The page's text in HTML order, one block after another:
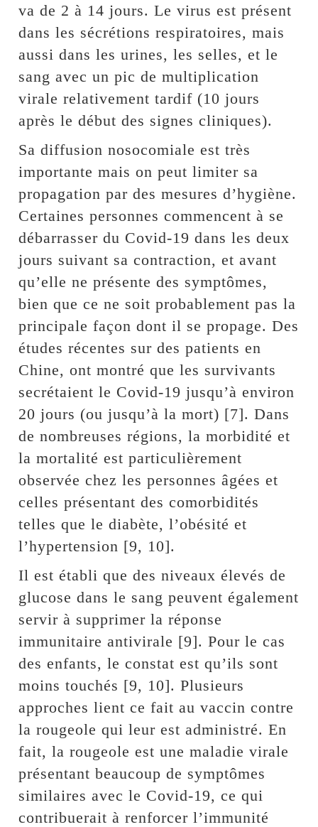
va de 2 à 14 jours. Le virus est présent
dans les sécrétions respiratoires, mais
aussi dans les urines, les selles, et le
sang avec un pic de multiplication
virale relativement tardif (10 jours
après le début des signes cliniques).
Sa diffusion nosocomiale est très
importante mais on peut limiter sa
propagation par des mesures d’hygiène.
Certaines personnes commencent à se
débarrasser du Covid-19 dans les deux
jours suivant sa contraction, et avant
qu’elle ne présente des symptômes,
bien que ce ne soit probablement pas la
principale façon dont il se propage. Des
études récentes sur des patients en
Chine, ont montré que les survivants
secrétaient le Covid-19 jusqu’à environ
20 jours (ou jusqu’à la mort) [7]. Dans
de nombreuses régions, la morbidité et
la mortalité est particulièrement
observée chez les personnes âgées et
celles présentant des comorbidités
telles que le diabète, l’obésité et
l’hypertension [9, 10].
Il est établi que des niveaux élevés de
glucose dans le sang peuvent également
servir à supprimer la réponse
immunitaire antivirale [9]. Pour le cas
des enfants, le constat est qu’ils sont
moins touchés [9, 10]. Plusieurs
approches lient ce fait au vaccin contre
la rougeole qui leur est administré. En
fait, la rougeole est une maladie virale
présentant beaucoup de symptômes
similaires avec le Covid-19, ce qui
contribuerait à renforcer l’immunité